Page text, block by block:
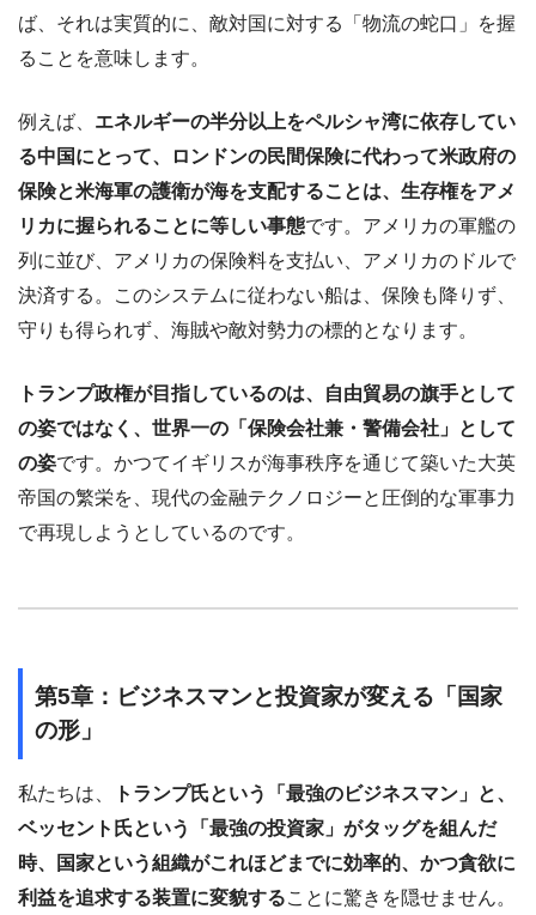
ば、それは実質的に、敵対国に対する「物流の蛇口」を握
ることを意味します。
例えば、 エネルギーの半分以上をペルシャ湾に依存してい
る中国にとって、ロンドンの民間保険に代わって米政府の
保険と米海軍の護衛が海を支配することは、生存権をアメ
リカに握られることに等しい事態です。アメリカの軍艦の
列に並び、アメリカの保険料を支払い、アメリカのドルで
決済する。このシステムに従わない船は、保険も降りず、
守りも得られず、海賊や敵対勢力の標的となります。
トランプ政権が目指しているのは、自由貿易の旗手として
の姿ではなく、世界一の「保険会社兼・警備会社」として
の姿です。かつてイギリスが海事秩序を通じて築いた大英
帝国の繁栄を、現代の金融テクノロジーと圧倒的な軍事力
で再現しようとしているのです。
第5章：ビジネスマンと投資家が変える「国家
の形」
私たちは、
トランプ氏という「最強のビジネスマン」と、
ベッセント氏という「最強の投資家」がタッグを組んだ
時、国家という組織がこれほどまでに効率的、かつ貪欲に
利益を追求する装置に変貌することに驚きを隠せません。